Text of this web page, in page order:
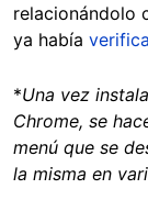
relacionándolo
ya había
*Una vez
Chrome, se
menú que se
la misma en